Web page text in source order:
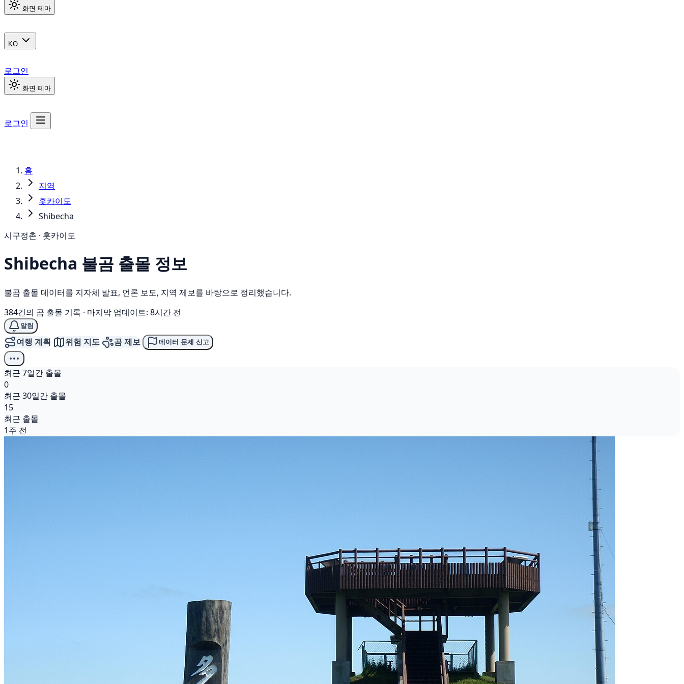
화면 테마
KO
로그인
화면 테마
로그인
홈
지역
홋카이도
Shibecha
시구정촌 · 홋카이도
Shibecha 불곰 출몰 정보
불곰 출몰 데이터를 지자체 발표, 언론 보도, 지역 제보를 바탕으로 정리했습니다.
384건의 곰 출몰 기록 · 마지막 업데이트: 8시간 전
알림
여행 계획 위험 지도 곰 제보 데이터 문제 신고
최근 7일간 출몰
0
최근 30일간 출몰
15
최근 출몰
1주 전